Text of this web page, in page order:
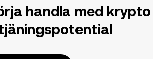
handla med